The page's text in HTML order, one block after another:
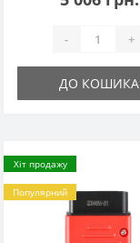
- +
ДО КОШИКА
Хіт продажу
Популярний